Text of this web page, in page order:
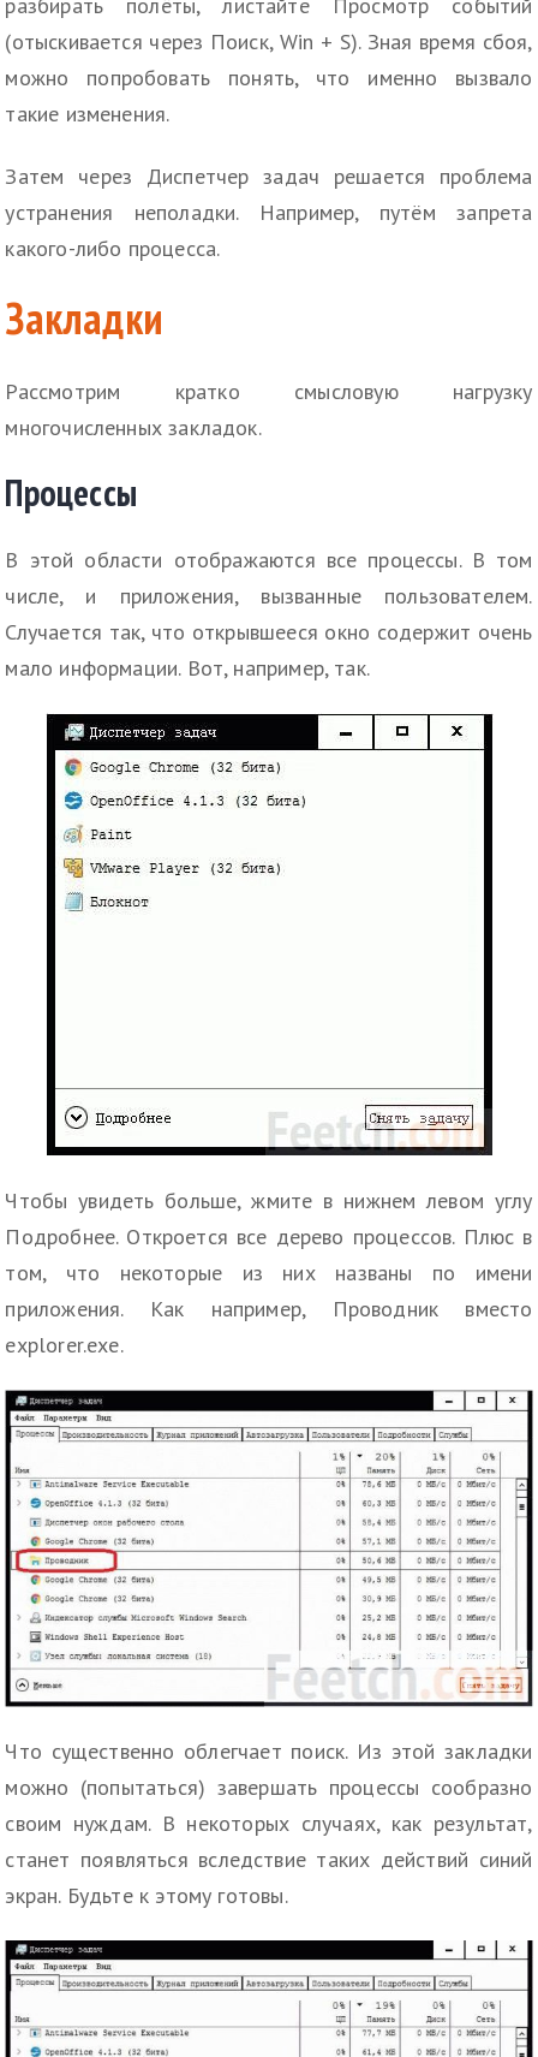
разбирать полёты, листайте Просмотр событий
(отыскивается через Поиск, Win + S). Зная время сбоя,
можно попробовать понять, что именно вызвало
такие изменения.
Затем через Диспетчер задач решается проблема
устранения неполадки. Например, путём запрета
какого-либо процесса.
Закладки
Рассмотрим кратко смысловую нагрузку
многочисленных закладок.
Процессы
В этой области отображаются все процессы. В том
числе, и приложения, вызванные пользователем.
Случается так, что открывшееся окно содержит очень
мало информации. Вот, например, так.
Чтобы увидеть больше, жмите в нижнем левом углу
Подробнее. Откроется все дерево процессов. Плюс в
том, что некоторые из них названы по имени
приложения. Как например, Проводник вместо
explorer.exe.
Что существенно облегчает поиск. Из этой закладки
можно (попытаться) завершать процессы сообразно
своим нуждам. В некоторых случаях, как результат,
станет появляться вследствие таких действий синий
экран. Будьте к этому готовы.